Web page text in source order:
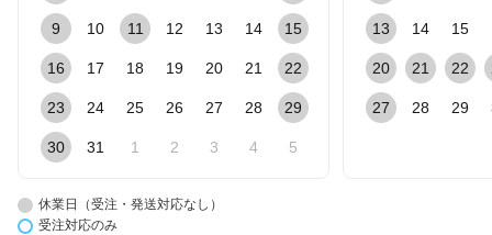
9 10 11 12 13 14 15
16 17 18 19 20 21 22
23 24 25 26 27 28 29
30 31 1 2 3 4 5
13 14 15
20 21 22
27 28 29
休業日（受注・発送対応なし）
受注対応のみ